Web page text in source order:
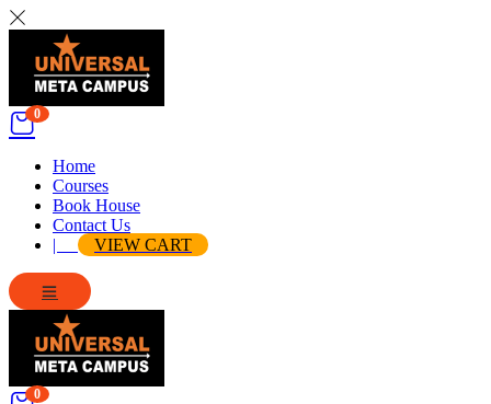
0
Home
Courses
Book House
Contact Us
|
VIEW CART
0